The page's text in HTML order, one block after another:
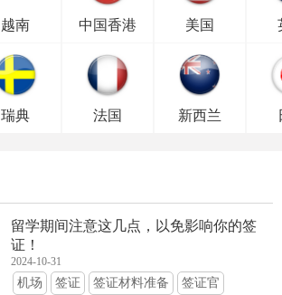
越南 中国香港 美国
瑞典 法国 新西兰
留学期间注意这几点，以免影响你的签
证！
2024-10-31
机场 签证 签证材料准备 签证官